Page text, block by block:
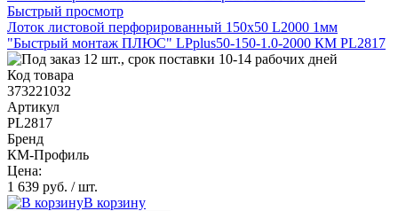
Быстрый просмотр
Лоток листовой перфорированный 150х50 L2000 1мм
"Быстрый монтаж ПЛЮС" LPplus50-150-1.0-2000 КМ PL2817
12 шт., срок поставки 10-14 рабочих дней
Код товара
373221032
Артикул
PL2817
Бренд
КМ-Профиль
Цена:
1 639 руб. / шт.
В корзину